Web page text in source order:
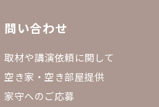
問い合わせ
取材や講演依頼に関して
空き家・空き部屋提供
家守へのご応募